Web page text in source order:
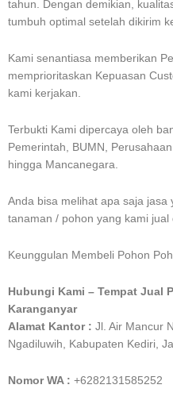
tahun. Dengan demikian,
tumbuh optimal setelah dikirim
Kami senantiasa memberikan
memprioritaskan Kepuasan
kami kerjakan.
Terbukti Kami dipercaya oleh
Pemerintah, BUMN,
hingga Mancanegara.
Anda bisa melihat apa saja
tanaman / pohon yang kami jual
Keunggulan Membeli Pohon
Hubungi Kami – Tempat Jual
Karanganyar
Alamat Kantor : Jl. Air Mancur
Ngadiluwih, Kabupaten Kediri,
Nomor WA : +6282131585252